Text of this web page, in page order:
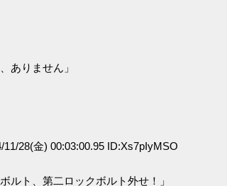
ありません」
11/28(金) 00:03:00.95 ID:Xs7pIyMSO
ルト、第二ロックボルト外せ！」